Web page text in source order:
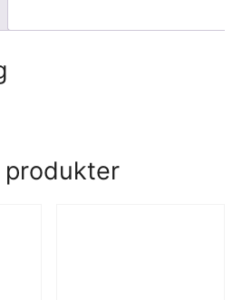
produkter